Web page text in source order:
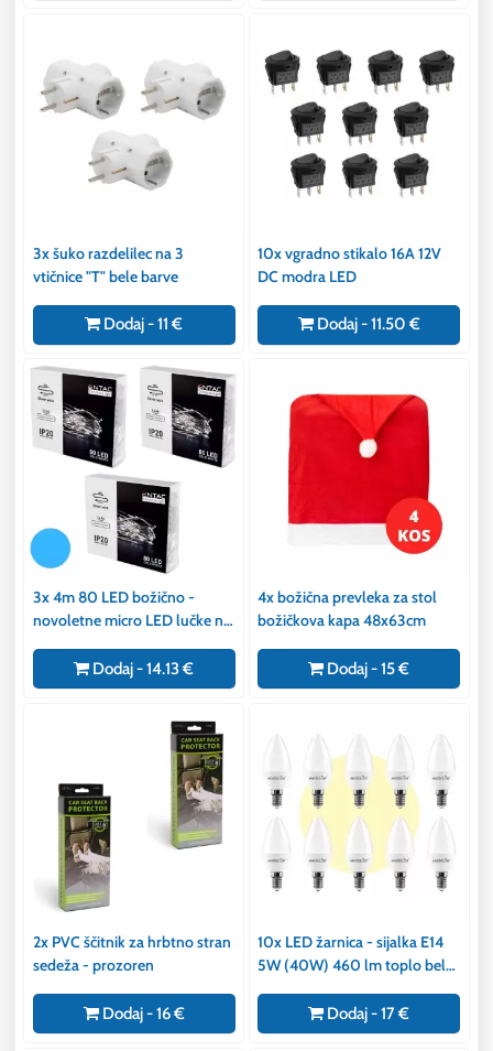
3x šuko razdelilec na 3
vtičnice "T" bele barve
Dodaj - 11 €
10x vgradno stikalo 16A 12V
DC modra LED
Dodaj - 11.50 €
3x 4m 80 LED božično -
novoletne micro LED lučke na
Dodaj - 14.13 €
4x božična prevleka za stol
božičkova kapa 48x63cm
Dodaj - 15 €
2x PVC ščitnik za hrbtno stran
sedeža - prozoren
Dodaj - 16 €
10x LED žarnica - sijalka E14
5W (40W) 460 lm toplo bela
Dodaj - 17 €